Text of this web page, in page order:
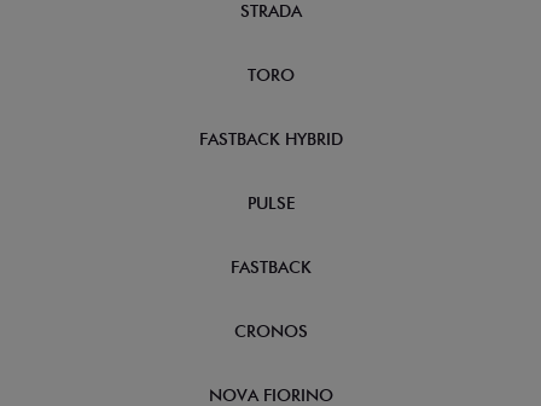
STRADA
TORO
FASTBACK HYBRID
PULSE
FASTBACK
CRONOS
NOVA FIORINO